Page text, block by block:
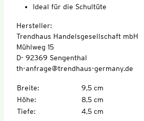
Ideal für die Schultüte
Hersteller:
Trendhaus Handelsgesellschaft mbH
Mühlweg 15
D- 92369 Sengenthal
th-anfrage@trendhaus-germany.de
Breite:
9,5 cm
Höhe:
8,5 cm
Tiefe: 4,5 cm